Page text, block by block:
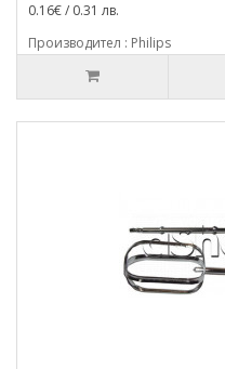
0.16€ / 0.31 лв.
Производител : Philips